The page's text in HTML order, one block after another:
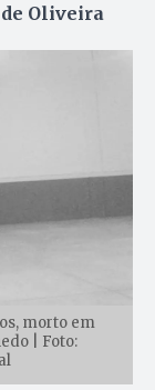
Oliveira
morto em
| Foto: